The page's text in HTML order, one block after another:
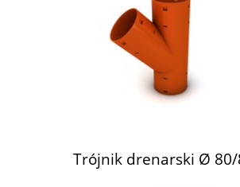
Trójnik drenarski Ø 80/